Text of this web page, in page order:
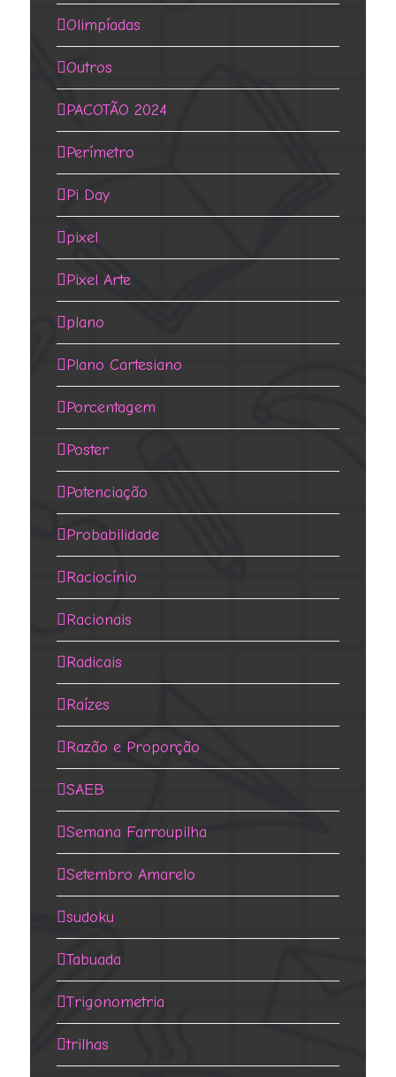
Olimpíadas
Outros
PACOTÃO 2024
Perímetro
Pi Day
pixel
Pixel Arte
plano
Plano Cartesiano
Porcentagem
Poster
Potenciação
Probabilidade
Raciocínio
Racionais
Radicais
Raízes
Razão e Proporção
SAEB
Semana Farroupilha
Setembro Amarelo
sudoku
Tabuada
Trigonometria
trilhas